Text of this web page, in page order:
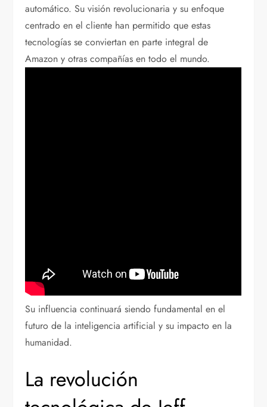
automático. Su visión revolucionaria y su enfoque
centrado en el cliente han permitido que estas
tecnologías se conviertan en parte integral de
Amazon y otras compañías en todo el mundo.
Su influencia continuará siendo fundamental en el
futuro de la inteligencia artificial y su impacto en la
humanidad.
La revolución